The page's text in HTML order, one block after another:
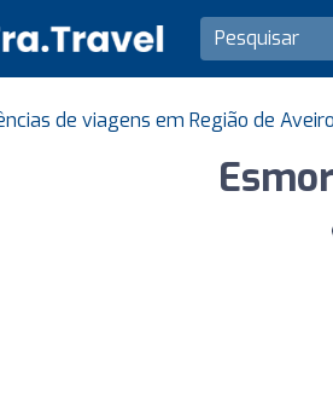
de viagens em Região de Aveiro